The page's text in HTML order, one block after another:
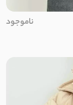
ناموجود